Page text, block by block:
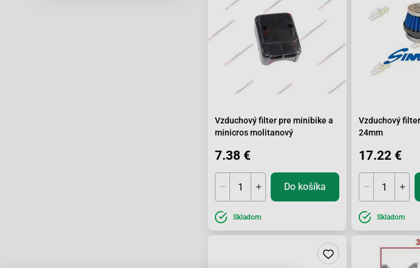
Vzduchový filter pre minibike a
minicros molitanový
7.38 €
Do košíka
Skladom
Vzduchový
24mm
17.22 €
Skladom